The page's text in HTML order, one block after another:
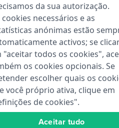
No carrinho
através de pinos de
é adequada para todos
da sua autorização.
cookies necessários e as
anónimas estão
activos; se
"aceitar todos os cookies",
os cookies opcionais. Se
escolher quais os
você próprio ativa, clique em
de cookies".
Aceitar tudo